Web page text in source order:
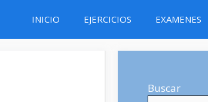
INICIO EJERCICIOS EXAMENES
Buscar